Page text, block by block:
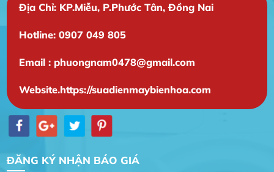
Địa Chỉ: KP.Miễu, P.Phước Tân, Đồng Nai
Hotline: 0907 049 805
Email : phuongnam0478@gmail.com
Website.https://suadienmaybienhoa.com
ĐĂNG KÝ NHẬN BÁO GIÁ